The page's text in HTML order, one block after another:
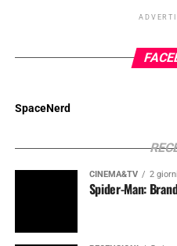
SpaceNerd
CINEMA&TV 2
Spider-Man: